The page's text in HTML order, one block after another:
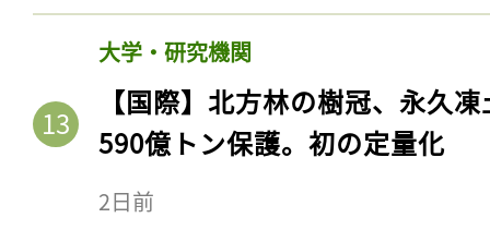
大学・研究機関
【国際】北方林の樹冠、永久
590億トン保護。初の定量化
2日前記事をお気に入りに